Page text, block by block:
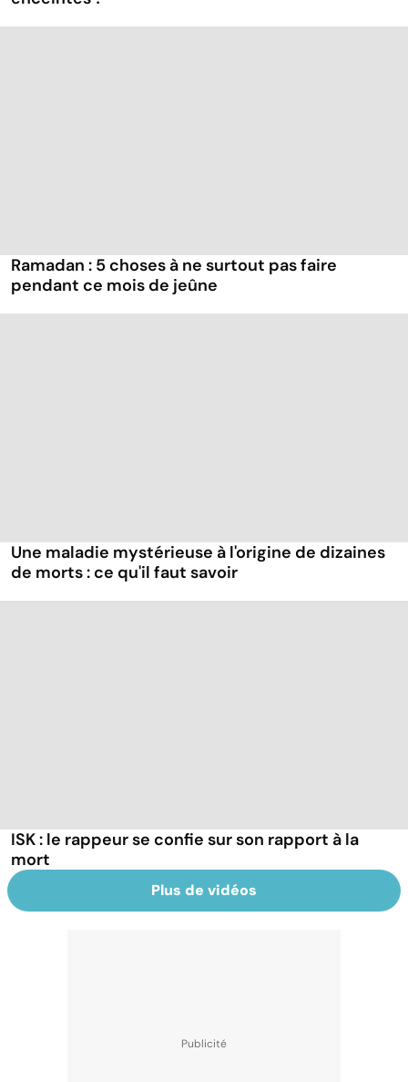
Ramadan : 5 choses à ne surtout pas faire
pendant ce mois de jeûne
Une maladie mystérieuse à l'origine de dizaines
de morts : ce qu'il faut savoir
ISK : le rappeur se confie sur son rapport à la
mort
Plus de vidéos